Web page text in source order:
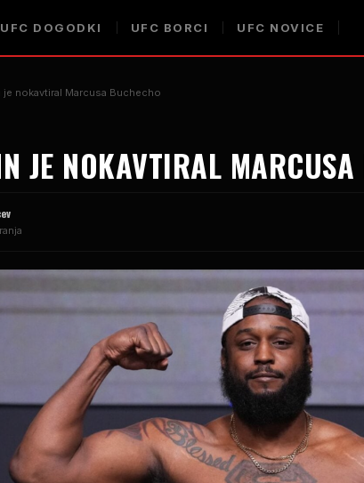
UFC DOGODKI UFC BORCI UFC NOVICE
je nokavtiral Marcusa Buchecho
JE NOKAVTIRAL